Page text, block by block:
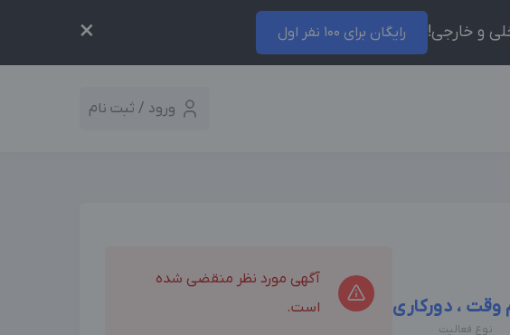
رایگان برای 100 نفر اول ×
ورود / ثبت نام
وقت ، دورکاری
نوع فعالیت
آگهی مورد نظر منقضی شده
است.